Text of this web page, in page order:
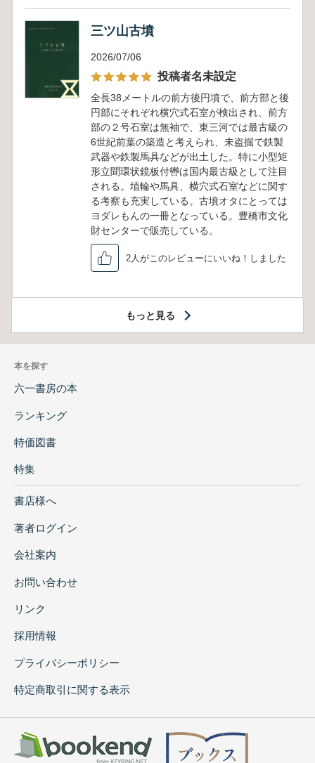
三ツ山古墳
2026/07/06
投稿者名未設定
全長38メートルの前方後円墳で、前方部と後
円部にそれぞれ横穴式石室が検出され、前方
部の２号石室は無袖で、東三河では最古級の
6世紀前葉の築造と考えられ、未盗掘で鉄製
武器や鉄製馬具などが出土した。特に小型矩
形立聞環状鏡板付轡は国内最古級として注目
される。埴輪や馬具、横穴式石室などに関す
る考察も充実している。古墳オタにとっては
ヨダレもんの一冊となっている。豊橋市文化
財センターで販売している。
2人がこのレビューにいいね！しました
もっと見る
本を探す
六一書房の本
ランキング
特価図書
特集
書店様へ
著者ログイン
会社案内
お問い合わせ
リンク
採用情報
プライバシーポリシー
特定商取引に関する表示